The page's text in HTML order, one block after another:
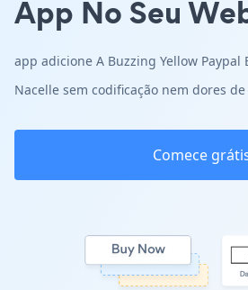
App No Seu
app adicione A Buzzing Yellow Paypal
Nacelle sem codificação nem dores de
Comece